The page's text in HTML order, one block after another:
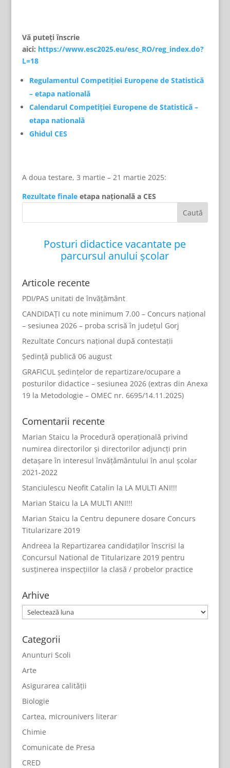
Vă puteţi înscrie
aici: https://www.esc2025.eu/esc_RO/reg_index.do?
L=18
Regulamentul Competiției Europene de Statistică
– etapa natională
Calendarul Competiției Europene de Statistică –
etapa natională
Ghidul CES
A doua testare, 3 martie – 21 martie 2025:
Rezultate finaleetapa națională a CES
Posturi didactice vacantate pe
parcursul anului școlar
Articole recente
PDI/PAS unitati de învățământ
CANDIDAȚI cu note minimum 7.00 – Concurs național
– sesiunea 2026 – proba scrisă în județul Gorj
Rezultate Concurs național după contestații
Ședință publică 06 august
GRAFICUL ședințelor de repartizare/ocupare a
posturilor didactice – sesiunea 2026 (extras din Anexa
19 la Metodologie – OMEC nr. 6695/14.11.2025)
Comentarii recente
Marian Staicu la Procedură operațională privind
numirea directorilor și directorilor adjuncți prin
detașare în interesul învățământului în anul școlar
2021-2022
Stanciulescu Neofit Catalin la LA MULTI ANI!!!
Marian Staicu la LA MULTI ANI!!!
Marian Staicu la Centru depunere dosare Concurs
Titularizare 2019
Andreea la Repartizarea candidaților înscrisi la
Concursul National de Titularizare 2019 pentru
susținerea inspecțiilor la clasă / probelor practice
Arhive
Arhive
Categorii
Anunturi Scoli
Arte
Asigurarea calității
Biologie
Cartea, microunivers literar
Chimie
Comunicate de Presa
CRED